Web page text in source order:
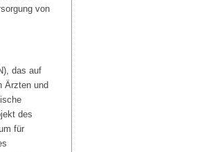
von
das auf
Ärzten und
des
für